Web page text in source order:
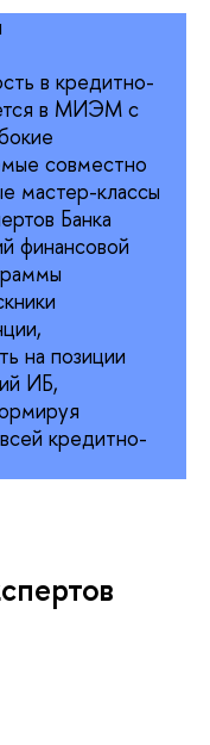
в кредитно-
в МИЭМ с
совместно
мастер-классы
Банка
финансовой
на позиции
ИБ,
кредитно-